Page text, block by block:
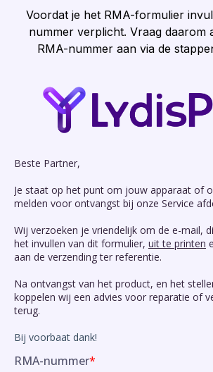
Voordat je het RMA-formulier
nummer verplicht. Vraag daarom
RMA-nummer aan via de